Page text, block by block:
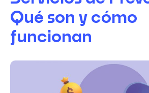
Qué son y cómo
funcionan